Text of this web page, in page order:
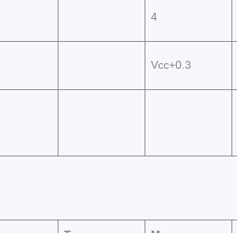
4
Vcc+0.3